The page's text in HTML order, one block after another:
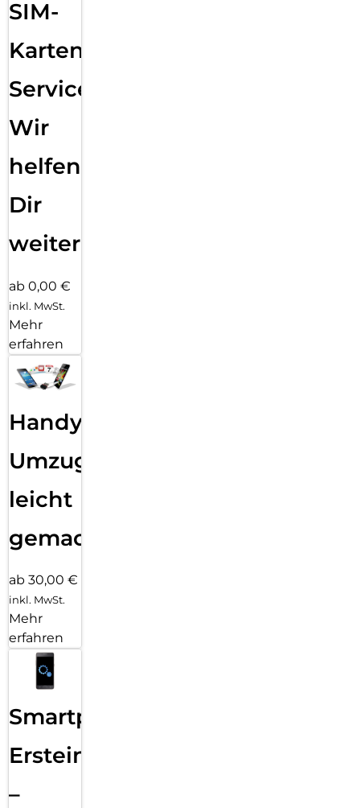
SIM-
Karten
Service:
Wir
helfen
Dir
weiter
ab 0,00 €
inkl. MwSt.
Mehr
erfahren
Handy
Umzug
leicht
gemacht!
ab 30,00 €
inkl. MwSt.
Mehr
erfahren
Smartphone
Ersteinrichtung
–